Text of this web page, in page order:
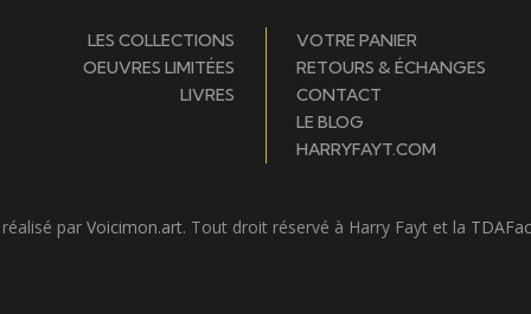
LES COLLECTIONS
OEUVRES LIMITÉES
LIVRES
VOTRE PANIER
RETOURS & ÉCHANGES
CONTACT
LE BLOG
HARRYFAYT.COM
par Voicimon.art. Tout droit réservé à Harry Fayt et la